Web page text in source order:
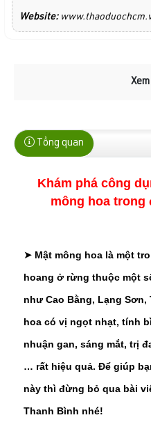
Website:
Tổng quan
Khám phá công
mông hoa trong
➤ Mật mông hoa là một
hoang ở rừng thuộc một
như Cao Bằng, Lạng
hoa có vị ngọt nhạt, tính
nhuận gan, sáng mắt, trị
… rất hiệu quả. Để giúp
này thì đừng bỏ qua bài
Thanh Bình nhé!